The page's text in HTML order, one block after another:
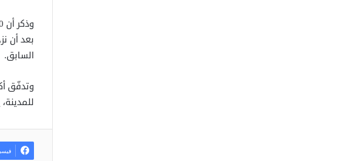
السابق.
وتدفّق